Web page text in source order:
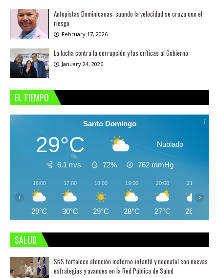
Autopistas Dominicanas: cuando la velocidad se cruza con el
riesgo
February 17, 2026
La lucha contra la corrupción y las críticas al Gobierno
January 24, 2026
EL TIEMPO
Santo Domingo
29°C Nublado
6.1 m/s 72% 762 mmHg
16:00
29°C
17:00
30°C
18:00
29°C
19:00
28°C
20:00
27°C
21:00
26°C
‹ ›
SALUD
SNS fortalece atención materno-infantil y neonatal con nuevas
estrategias y avances en la Red Pública de Salud